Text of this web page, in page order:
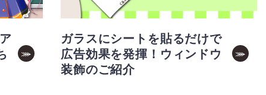
ガラスにシートを貼るだけで
広告効果を発揮！ウィンドウ
装飾のご紹介